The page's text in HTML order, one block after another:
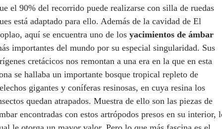
el 90% del recorrido puede realizarse con silla de ruedas
está adaptado para ello. Además de la cavidad de El
aquí se encuentra uno de los yacimientos de ámbar
importantes del mundo por su especial singularidad. Sus
cretácicos nos remontan a una era en la que en esta
se hallaba un importante bosque tropical repleto de
gigantes y coníferas resinosas, en cuya resina los
quedan atrapados. Muestra de ello son las piezas de
encontradas con estos artrópodos presos en su interior,